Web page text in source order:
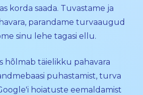
korda saada. Tuvastame ja
parandame turvaaugud
sinu lehe tagasi ellu.
hõlmab täielikku pahavara
puhastamist, turva
hoiatuste eemaldamist